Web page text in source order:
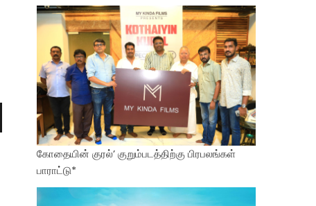
கோதையின் குரல்’ குறும்படத்திற்கு பிரபலங்கள்
பாராட்டு*